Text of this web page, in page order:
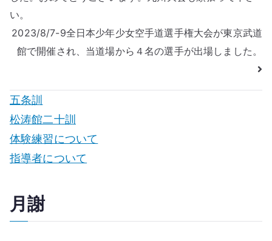
ゲ
ー
ョ
ン
い。
2023/8/7-9全日本少年少女空手道選手権大会が東京武道
館で開催され、当道場から４名の選手が出場しました。
五条訓
松涛館二十訓
体験練習について
指導者について
月謝